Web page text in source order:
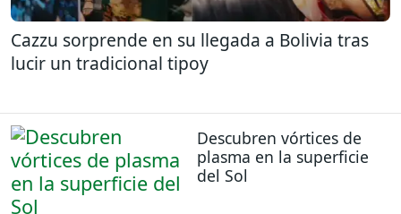
Cazzu sorprende en su llegada a Bolivia tras
lucir un tradicional tipoy
Descubren vórtices de
plasma en la superficie
del Sol